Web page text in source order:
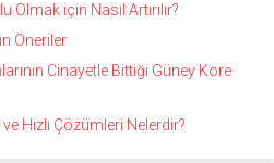
için Nasıl Artırılır?
Öneriler
Cinayetle Bittiği Güney Kore
Hızlı Çözümleri Nelerdir?